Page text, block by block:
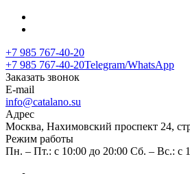
+7 985 767-40-20
+7 985 767-40-20Telegram/WhatsApp
Заказать звонок
E-mail
info@catalano.su
Адрес
Москва, Нахимовский проспект 24,
Режим работы
Пн. – Пт.: с 10:00 до 20:00 Сб. – Вс.: с